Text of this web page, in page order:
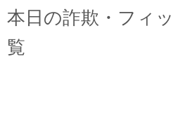
本日の詐欺・フィ
覧